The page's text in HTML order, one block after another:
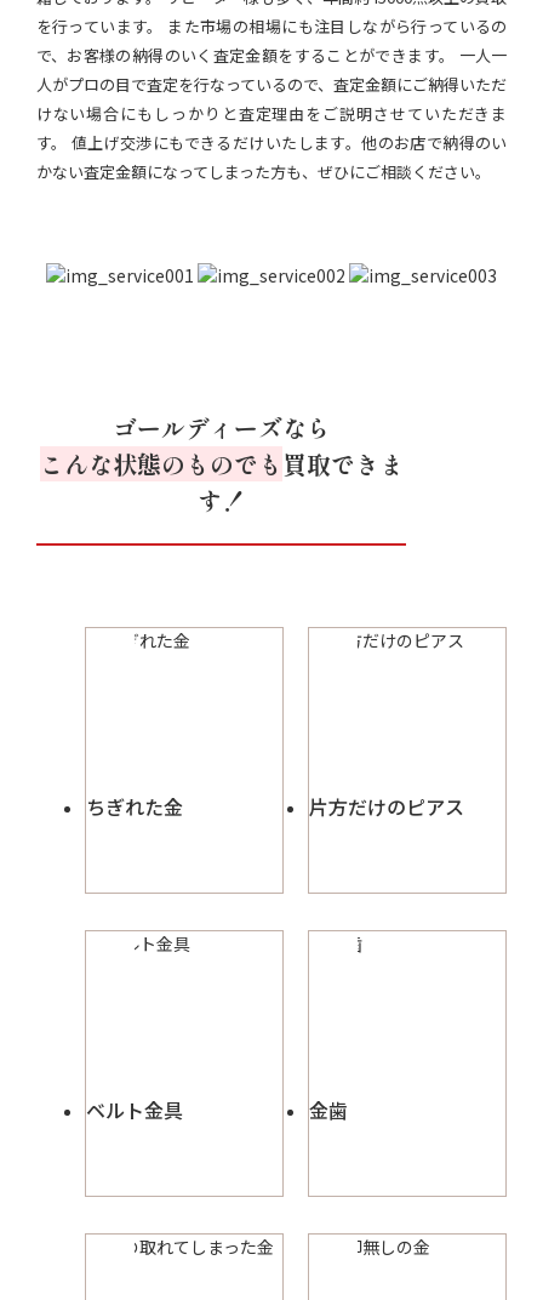
を行っています。 また市場の相場にも注目しながら行っているの
で、お客様の納得のいく査定金額をすることができます。 一人一
人がプロの目で査定を行なっているので、査定金額にご納得いただ
けない場合にもしっかりと査定理由をご説明させていただきま
す。 値上げ交渉にもできるだけいたします。他のお店で納得のい
かない査定金額になってしまった方も、ぜひにご相談ください。
ゴールディーズなら
こんな状態のものでも 買取できま
す！
ちぎれた金 片方だけのピアス
ベルト金具 金歯